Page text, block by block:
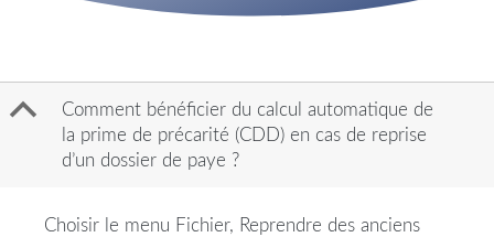
B
Comment bénéficier du calcul automatique de
la prime de précarité (CDD) en cas de reprise
d’un dossier de paye ?
Choisir le menu Fichier, Reprendre des anciens